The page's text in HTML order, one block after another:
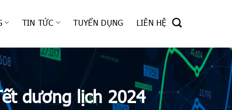
TIN TỨC TUYỂN DỤNG LIÊN HỆ
dương lịch 2024